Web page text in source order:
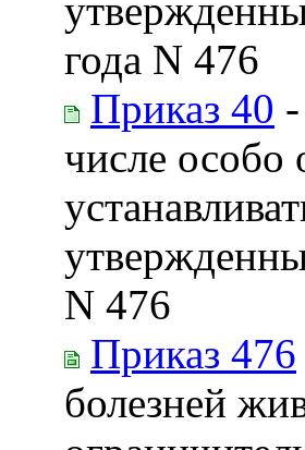
года N 476
Приказ 40
числе
N 476
Приказ 476
болезней